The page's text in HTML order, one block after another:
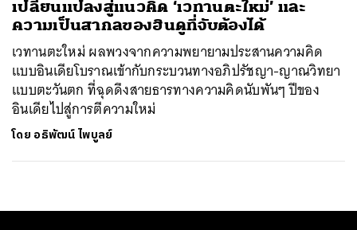
เปลี่ยนแปลงสู่แนวคิด ‘เวทานตะใหม่’ และ
ความเป็นสากลของฮินดูที่จับต้องได้
เวทานตะใหม่ ผลพวงจากความพยายามประสานความคิด
แบบอินเดียโบราณเข้ากับกระบวนทางอภิปรัชญา-ญาณวิทยา
แบบตะวันตก ที่ฉุดดึงสายธารทางความคิดนับพันๆ ปีของ
อินเดียไปสู่การตีความใหม่
โดย อธิพัฒน์ ไพบูลย์